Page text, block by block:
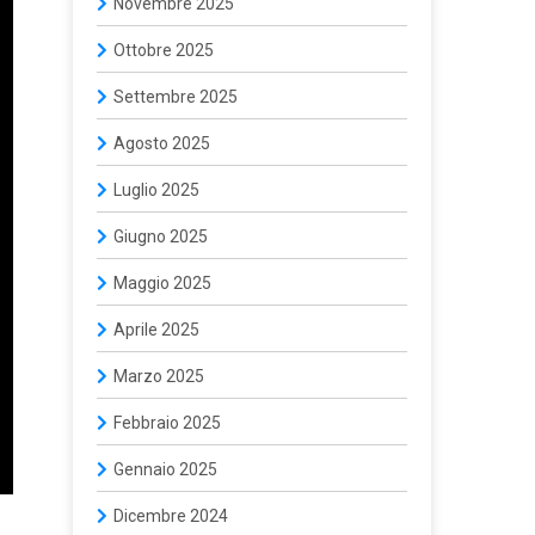
Ottobre 2025
Settembre 2025
Agosto 2025
Luglio 2025
Giugno 2025
Maggio 2025
Aprile 2025
Marzo 2025
Febbraio 2025
Gennaio 2025
Dicembre 2024